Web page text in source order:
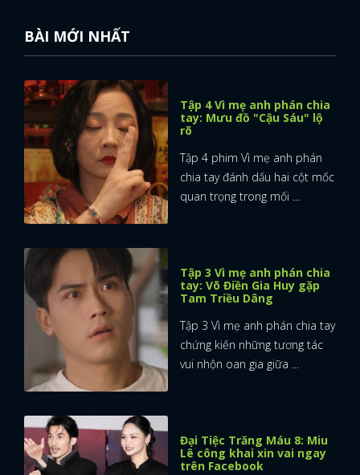
FACEBOOK
BÀI MỚI NHẤT
Tập 4 Vì mẹ anh phán chia
tay: Mưu đồ "Cậu Sáu" lộ
rõ
Tập 4 phim Vì mẹ anh phán
chia tay đánh dấu hai cột mốc
quan trọng trong mối ...
Tập 3 Vì mẹ anh phán chia
tay: Võ Điền Gia Huy gặp
Tam Triều Dâng
Tập 3 Vì mẹ anh phán chia tay
chứng kiến những tương tác
vui nhộn oan gia giữa ...
Đại Tiệc Trăng Máu 8: Miu
Lê công khai xin vai ngay
trên Facebook